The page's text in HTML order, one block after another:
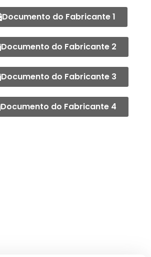
Documento do Fabricante 1
Documento do Fabricante 2
Documento do Fabricante 3
Documento do Fabricante 4